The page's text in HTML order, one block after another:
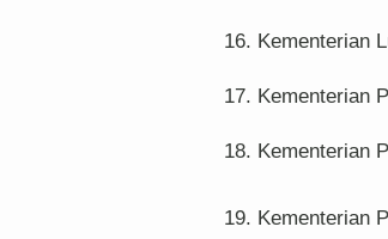
16. Kementerian
17. Kementerian
18. Kementerian
19. Kementerian